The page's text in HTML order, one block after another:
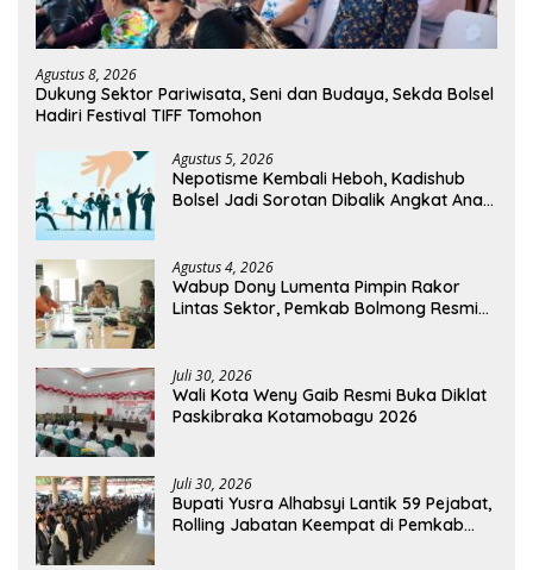
Agustus 8, 2026
Dukung Sektor Pariwisata, Seni dan Budaya, Sekda Bolsel
Hadiri Festival TIFF Tomohon
Agustus 5, 2026
Nepotisme Kembali Heboh, Kadishub
Bolsel Jadi Sorotan Dibalik Angkat Anak
Agustus 4, 2026
Wabup Dony Lumenta Pimpin Rakor
Lintas Sektor, Pemkab Bolmong Resmi
Juli 30, 2026
Wali Kota Weny Gaib Resmi Buka Diklat
Paskibraka Kotamobagu 2026
Juli 30, 2026
Bupati Yusra Alhabsyi Lantik 59 Pejabat,
Rolling Jabatan Keempat di Pemkab